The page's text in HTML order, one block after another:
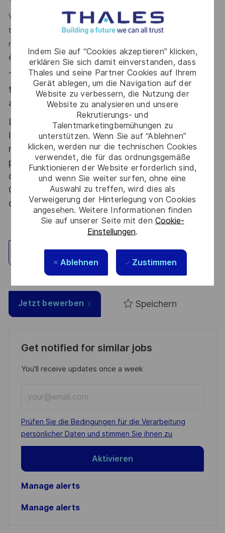
Indem Sie auf “Cookies akzeptieren” klicken,
erklären Sie sich damit einverstanden, dass
Thales und seine Partner Cookies auf Ihrem
Gerät ablegen, um die Navigation auf der
Website zu verbessern, die Nutzung der
Website zu analysieren und unsere
Rekrutierungs- und
Talentmarketingbemühungen zu
unterstützen. Wenn Sie auf “Ablehnen”
klicken, werden nur die technischen Cookies
verwendet, die für das ordnungsgemäße
Funktionieren der Website erforderlich sind,
und wenn Sie weiter surfen, ohne eine
Auswahl zu treffen, wird dies als
Verweigerung der Hinterlegung von Cookies
angesehen. Weitere Informationen finden
Sie auf unserer Seite mit den Cookie-
Einstellungen.
Ablehnen Zustimmen
Vous faites preuve d’une grande autonomie et vous savez
travailler avec des équipes à distances. Vous avez un bon
relationnel, vous savez communiquer sur vos travaux en
étant synthétique.
Thales, entreprise Handi-Engagée, reconnait
tous les talents. La diversité est notre meilleur
atout. Postulez et rejoignez nous !
Le poste pouvant nécessiter d'accéder à des
informations relevant du secret de la défense
nationale, la personne retenue fera l'objet d'une
procédure d’habilitation, conformément aux
dispositions des articles R.2311-1 et suivants du
Code de la défense et de l’IGI 1300 SGDSN/PSE
du 09 août 2021.
Standort erkunden
Jetzt bewerben Speichern
Get notified for similar jobs
You'll receive updates once a week
Email
address
(Required)
Required
Prüfen Sie die Bedingungen für die Verarbeitung
persönlicher Daten und stimmen Sie ihnen zu
Aktivieren
Manage alerts
Manage alerts